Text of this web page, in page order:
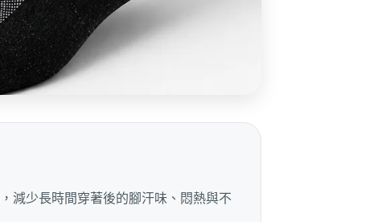
減少長時間穿著後的腳汗味、悶熱與不